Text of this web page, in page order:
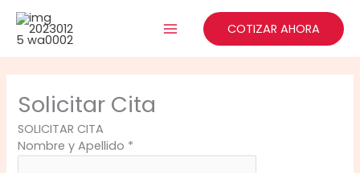
contenido
COTIZAR AHORA
Solicitar Cita
SOLICITAR CITA
Nombre y Apellido *